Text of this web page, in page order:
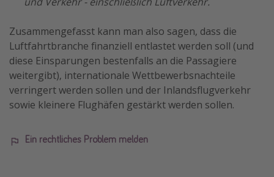
Zusammengefasst kann man also sagen, dass die
Luftfahrtbranche finanziell entlastet werden soll (und
diese Einsparungen bestenfalls an die Passagiere
weitergibt), internationale Wettbewerbsnachteile
verringert werden sollen und der Inlandsflugverkehr
sowie kleinere Flughäfen gestärkt werden sollen.
Ein rechtliches Problem melden